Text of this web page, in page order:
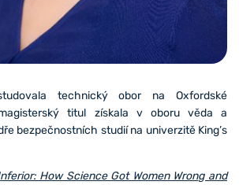
technický obor na Oxfordské
titul získala v oboru věda a
bezpečnostních studií na univerzitě King’s
How Science Got Women Wrong and